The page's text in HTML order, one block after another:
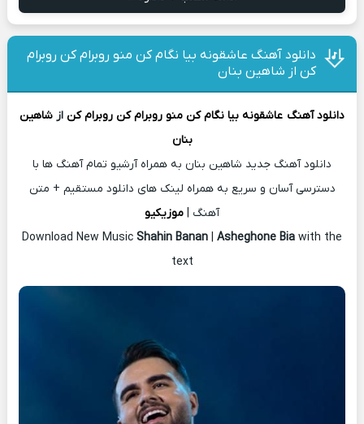
دانلود آهنگ عاشقونه بیا نگام کن منو روبرام کن روبرام
کن از شاهین بنان
دانلود آهنگ عاشقونه بیا نگام کن منو روبرام کن روبرام کن از شاهین
بنان
دانلود آهنگ جدید شاهین بنان به همراه آرشیو تمام آهنگ ها با
دسترسی آسان و سریع به همراه لینک های دانلود مستقیم + متن
آهنگ | موزیکیو
Download New Music Shahin Banan | Asheghone Bia with the
text